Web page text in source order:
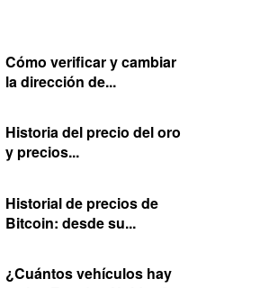
Cómo verificar y cambiar
la dirección de...
Historia del precio del oro
y precios...
Historial de precios de
Bitcoin: desde su...
¿Cuántos vehículos hay